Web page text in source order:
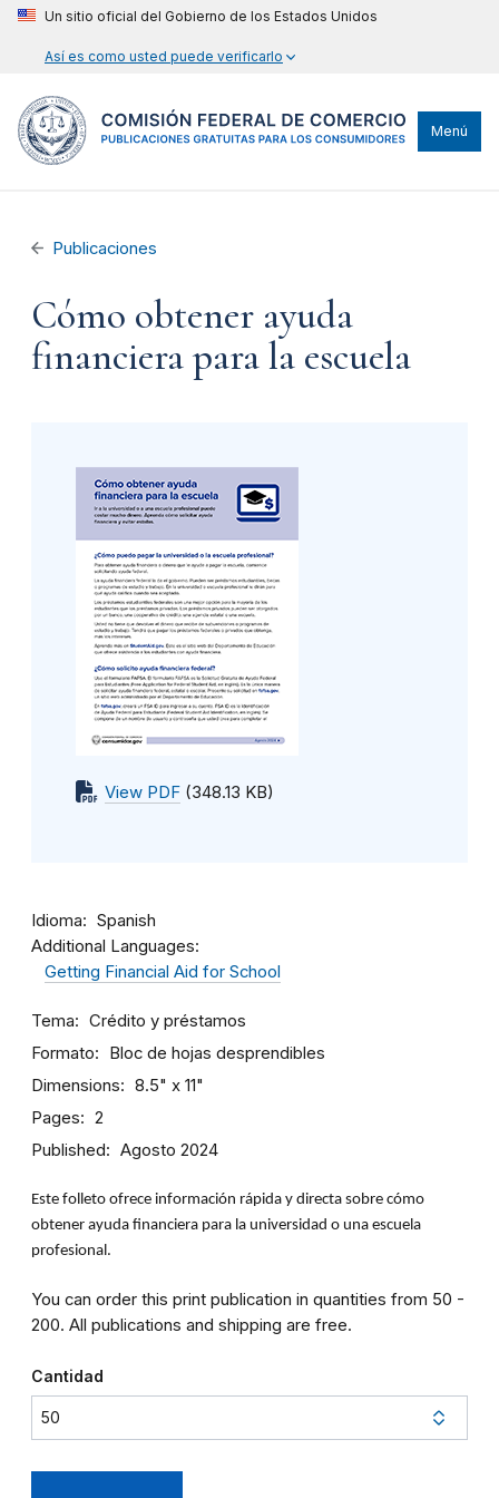
Un sitio oficial del Gobierno de los Estados Unidos
Así es como usted puede verificarlo
Menú
Publicaciones
Cómo obtener ayuda
financiera para la escuela
View PDF (348.13 KB)
Idioma
Spanish
Additional Languages:
Getting Financial Aid for School
Tema Crédito y préstamos
Formato Bloc de hojas desprendibles
Dimensions 8.5" x 11"
Pages 2
Published Agosto 2024
Este folleto ofrece información rápida y directa sobre cómo
obtener ayuda financiera para la universidad o una escuela
profesional.
You can order this print publication in quantities from 50 -
200. All publications and shipping are free.
Cantidad